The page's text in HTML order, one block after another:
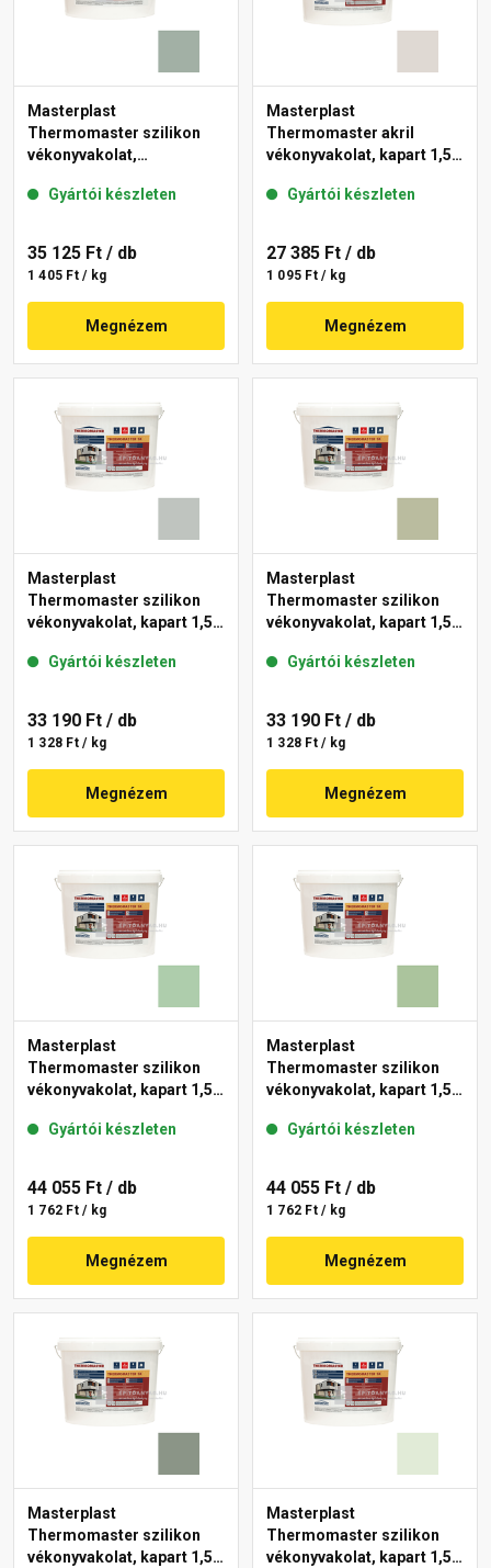
Masterplast
Thermomaster szilikon
vékonyvakolat,
43-D 25 kg
Gyártói készleten
35 125 Ft / db
1 405 Ft / kg
Megnézem
Masterplast
Thermomaster akril
vékonyvakolat, kapart 1,5
Gyártói készleten
27 385 Ft / db
1 095 Ft / kg
Megnézem
Masterplast
Thermomaster szilikon
vékonyvakolat, kapart 1,5
Gyártói készleten
33 190 Ft / db
1 328 Ft / kg
Megnézem
Masterplast
Thermomaster szilikon
vékonyvakolat, kapart 1,5
Gyártói készleten
33 190 Ft / db
1 328 Ft / kg
Megnézem
Masterplast
Thermomaster szilikon
vékonyvakolat, kapart 1,5
Gyártói készleten
44 055 Ft / db
1 762 Ft / kg
Megnézem
Masterplast
Thermomaster szilikon
vékonyvakolat, kapart 1,5
Gyártói készleten
44 055 Ft / db
1 762 Ft / kg
Megnézem
Masterplast
Thermomaster szilikon
vékonyvakolat, kapart 1,5
Masterplast
Thermomaster szilikon
vékonyvakolat, kapart 1,5